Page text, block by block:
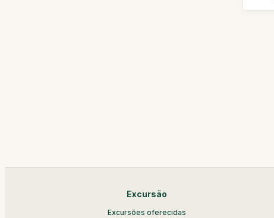
Excursão
Excursões oferecidas